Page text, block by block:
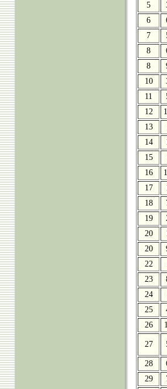
5
6
7
8
8
10
11
12
13
14
15
16
17
18
19
20
20
22
23
24
25
26
27
28
29